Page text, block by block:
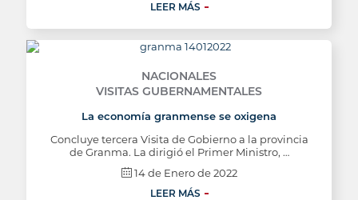
LEER MÁS
NACIONALES
VISITAS GUBERNAMENTALES
La economía granmense se oxigena
Concluye tercera Visita de Gobierno a la provincia
de Granma. La dirigió el Primer Ministro, …
14 de Enero de 2022
LEER MÁS